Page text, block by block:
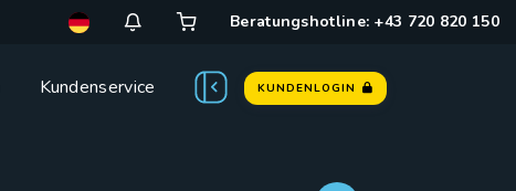
Beratungshotline: +43 720 820 150
Kundenservice KUNDENLOGIN